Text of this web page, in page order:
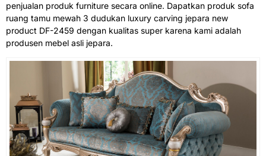
penjualan produk furniture secara online. Dapatkan produk sofa
ruang tamu mewah 3 dudukan luxury carving jepara new
product DF-2459 dengan kualitas super karena kami adalah
produsen mebel asli jepara.